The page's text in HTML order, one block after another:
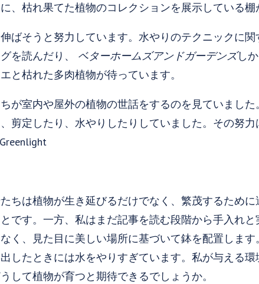
、枯れ果てた植物のコレクションを展示している棚
ばそうと努力しています。水やりのテクニックに
を読んだり、 ベターホームズアンドガーデンズし
と枯れた多肉植物が待っています。
が室内や屋外の植物の世話をするのを見ていまし
剪定したり、水やりしたりしていました。その努
ちは植物が生き延びるだけでなく、繁茂するため
です。一方、私はまだ記事を読む段階から手入れ
く、見た目に美しい場所に基づいて鉢を配置しま
したときには水をやりすぎています。私が与える
して植物が育つと期待できるでしょうか。